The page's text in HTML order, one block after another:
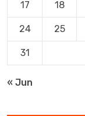
17 18
24 25
31
« Jun